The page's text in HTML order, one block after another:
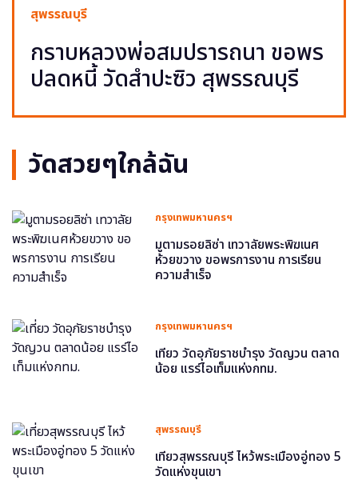
สุพรรณบุรี
กราบหลวงพ่อสมปรารถนา ขอพร
ปลดหนี้ วัดสำปะซิว สุพรรณบุรี
วัดสวยๆใกล้ฉัน
กรุงเทพมหานครฯ
มูตามรอยลิซ่า เทวาลัยพระพิฆเนศ
ห้วยขวาง ขอพรการงาน การเรียน
ความสำเร็จ
กรุงเทพมหานครฯ
เที่ยว วัดอุภัยราชบำรุง วัดญวน ตลาด
น้อย แรร์ไอเท็มแห่งกทม.
สุพรรณบุรี
เที่ยวสุพรรณบุรี ไหว้พระเมืองอู่ทอง 5
วัดแห่งขุนเขา